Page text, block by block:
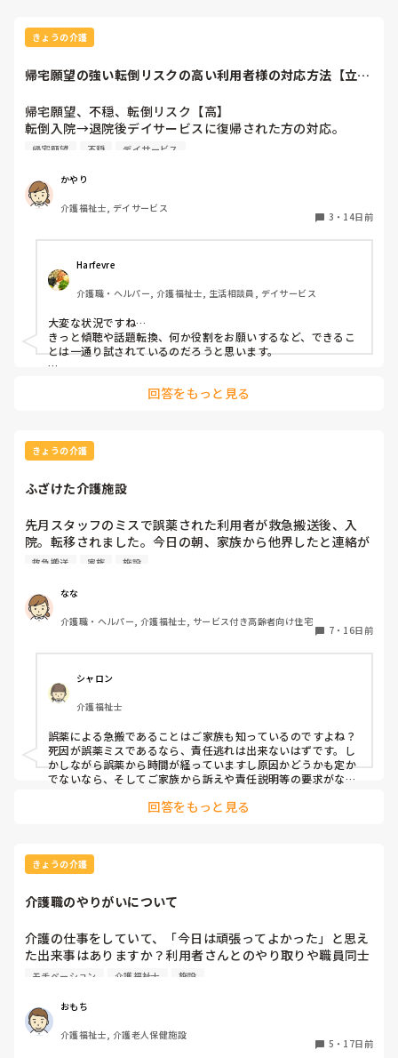
さんと話をして納得してもらったとは報告。娘さんが帰る時
に上司と話し込んでる。なんかおれ悪いことした？
きょうの介護
帰宅願望の強い転倒リスクの高い利用者様の対応方法【立ち
帰宅願望、不穏、転倒リスク【高】
転倒入院→退院後デイサービスに復帰された方の対応。
傾眠されたり落ち着いてる時間も多少はありますが食事以外
立ち上がり車椅子のフットレスをまたごうとしたりと転倒リ
スクがかなり高く職員1人がつきっきりになっています。
声かけにも意思疎通不可でとにかく帰りたい一心で出口のド
叩いたりしています。
どうしたら落ち着くのか試行錯誤中ですがなにかいい介助の
方法ありますか？
ワンフロアで隔離できない状況(今の時期暑く散歩等外に連
れ出すこともできず)
なので他の利用者様達が不穏になったりしています…ある同
じ卓の利用者様がお金もらいたいくらいと仰っていたり。。
利益を被るのは違うと思いますが、デイの方針としては毎日
ニックやアイディアを教えていただければと思い投稿しまし
た。
帰宅願望 不穏 デイサービス
かやり
介護福祉士, デイサービス
3 ・ 14日前
Harfevre
介護職・ヘルパー, 介護福祉士, 生活相談員, デイサービス
大変な状況ですね…
きっと傾聴や話題転換、何か役割をお願いするなど、できるこ
とは一通り試されているのだろうと思います。
現状を考えると、デイだけで抱え込まず、ご家族・ケアマネや
デイサービスは、ご本人だけでなく他の利用者様も安心して過
ごせる環境が必要ですし、職員1人が常時付き添う状態が続く
現場だけで解決しようとせず、多職種で対応を検討していくこ
少しでも落ち着けるきっかけが見つかることを願っています。
回答をもっと見る
きょうの介護
ふざけた介護施設
先月スタッフのミスで誤薬された利用者が救急搬送後、入
院。転移されました。今日の朝、家族から他界したと連絡が
入りました。誤薬ミスしたスタッフは責任逃れをしていま
施設もそのスタッフをかばっています。
誰かに聴いてほしくて投稿しました。
救急搬送 家族 施設
なな
介護職・ヘルパー, 介護福祉士, サービス付き高齢者向け住宅
7・ 16日前
シャロン
介護福祉士
誤薬による急搬であることはご家族も知っているのですよね？
死因が誤薬ミスであるなら、責任逃れは出来ないはずです。し
かしながら誤薬から時間が経っていますし原因かどうかも定か
でないなら、そしてご家族から訴えや責任説明等の要求がない
設やミスした職員が、これからどのような立場に立たされるか
回答をもっと見る
きょうの介護
介護職のやりがいについて
介護の仕事をしていて、「今日は頑張ってよかった」と思え
た出来事はありますか？利用者さんとのやり取りや職員同士
の出来事など、どんなことでも構いません。ぜひ教えてくだ
モチベーション 介護福祉士 施設
おもち
介護福祉士, 介護老人保健施設
5 ・ 17日前